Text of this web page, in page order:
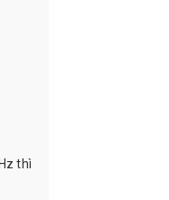
thì